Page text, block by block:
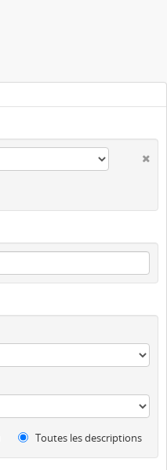
Toutes les descriptions